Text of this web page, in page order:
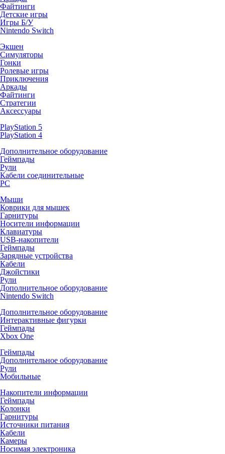
Файтинги
Детские игры
Игры Б/У
Nintendo Switch
Экшен
Симуляторы
Гонки
Ролевые игры
Приключения
Аркады
Файтинги
Стратегии
Аксессуары
PlayStation 5
PlayStation 4
Дополнительное оборудование
Геймпады
Рули
Кабели соединительные
PC
Мыши
Коврики для мышек
Гарнитуры
Носители информации
Клавиатуры
USB-накопители
Геймпады
Зарядные устройства
Кабели
Джойстики
Рули
Дополнительное оборудование
Nintendo Switch
Дополнительное оборудование
Интерактивные фигурки
Геймпады
Xbox One
Геймпады
Дополнительное оборудование
Рули
Мобильные
Накопители информации
Геймпады
Колонки
Гарнитуры
Источники питания
Кабели
Камеры
Носимая электроника